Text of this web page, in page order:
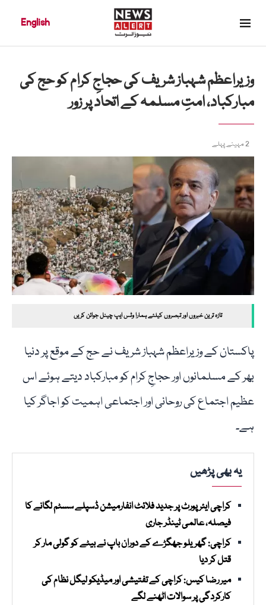
English
وزیراعظم شہباز شریف کی حجاجِ کرام کو حج کی
مبارکباد، امتِ مسلمہ کے اتحاد پر زور
2 مہینے پہلے
تازہ ترین خبروں اور تبصروں کیلئے ہمارا وٹس ایپ چینل جوائن کریں
پاکستان کے وزیراعظم شہباز شریف نے حج کے موقع پر دنیا
بھر کے مسلمانوں اور حجاجِ کرام کو مبارکباد دیتے ہوئے اس
عظیم اجتماع کی روحانی اور اجتماعی اہمیت کو اجاگر کیا
ہے۔
یہ بھی پڑھیں
کراچی ایئرپورٹ پر جدید فلائٹ انفارمیشن ڈسپلے سسٹم لگانے کا
فیصلہ، عالمی ٹینڈر جاری
کراچی: گھریلو جھگڑے کے دوران باپ نے بیٹے کو گولی مار کر
قتل کر دیا
میر رضا کیس: کراچی کے تفتیشی اور میڈیکو لیگل نظام کی
کارکردگی پر سوالات اٹھنے لگے